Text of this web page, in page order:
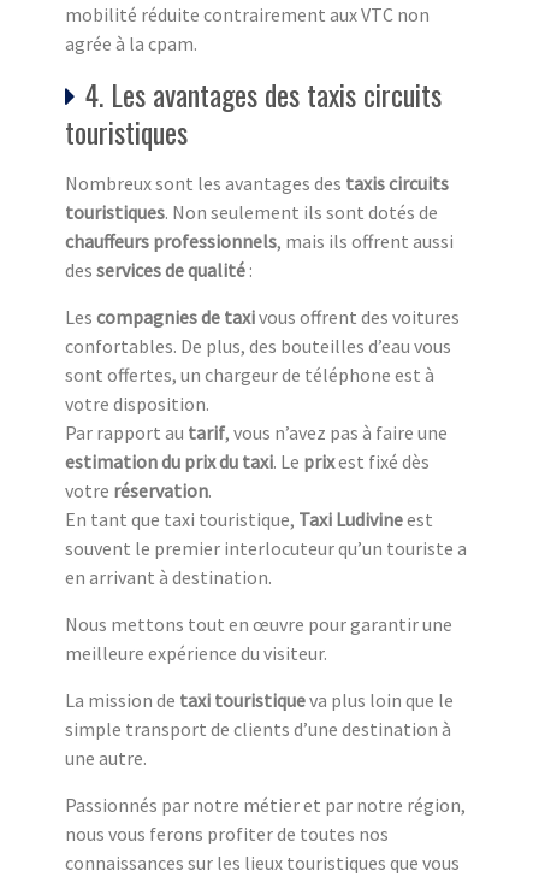
mobilité réduite contrairement aux VTC non
agrée à la cpam.
4. Les avantages des taxis circuits
touristiques
Nombreux sont les avantages des taxis circuits
touristiques. Non seulement ils sont dotés de
chauffeurs professionnels, mais ils offrent aussi
des services de qualité :
Les compagnies de taxivous offrent des voitures
confortables. De plus, des bouteilles d’eau vous
sont offertes, un chargeur de téléphone est à
votre disposition.
Par rapport au tarif, vous n’avez pas à faire une
estimation du prix du taxi. Le prixest fixé dès
votre réservation.
En tant que taxi touristique, Taxi Ludivineest
souvent le premier interlocuteur qu’un touriste a
en arrivant à destination.
Nous mettons tout en œuvre pour garantir une
meilleure expérience du visiteur.
La mission de taxi touristiqueva plus loin que le
simple transport de clients d’une destination à
une autre.
Passionnés par notre métier et par notre région,
nous vous ferons profiter de toutes nos
connaissances sur les lieux touristiques que vous